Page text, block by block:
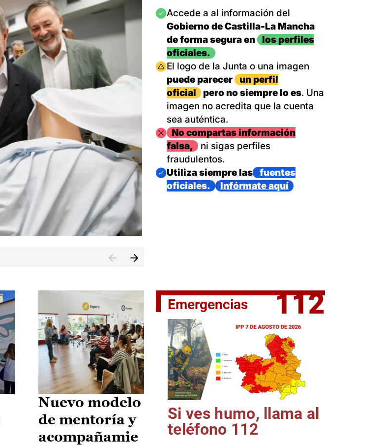
El jefe del Ejecutivo castellanomanchego, Emiliano García-
Imagen
Accede a al información del
Gobierno de Castilla-La Mancha
de forma segura en
los perfiles
oficiales.
Imagen
El logo de la Junta o una imagen
puede parecer
un perfil
oficial
pero no siempre lo es. Una
imagen no acredita que la cuenta
sea auténtica.
ImagenNo compartas información
falsa,
ni sigas perfiles
fraudulentos.
Imagen
Utiliza siempre las
fuentes
oficiales.
Infórmate aquí
Nuevo modelo
de mentoría y
acompañamie
Emergencias 112
Si ves humo, llama al
teléfono 112